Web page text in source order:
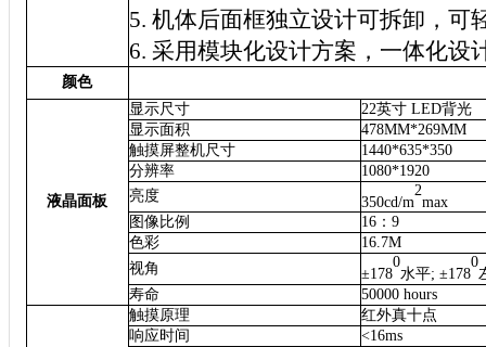
5. 机体后面框独立设计可拆卸，可
6. 采用模块化设计方案，一体化设
颜色
液晶面板
显示尺寸
22英寸 LED背光
显示面积
478MM*269MM
触摸屏整机尺寸
1440*635*350
分辨率
1080*1920
亮度
350cd/m
2
max
图像比例
16：9
色彩
16.7M
视角
±178
0
水平; ±178
0
寿命
50000 hours
触摸原理
红外真十点
响应时间
<16ms